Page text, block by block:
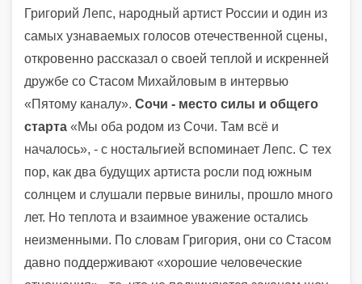
Григорий Лепс, народный артист России и один из
самых узнаваемых голосов отечественной сцены,
откровенно рассказал о своей теплой и искренней
дружбе со Стасом Михайловым в интервью
«Пятому каналу». Сочи - место силы и общего
старта «Мы оба родом из Сочи. Там всё и
началось», - с ностальгией вспоминает Лепс. С тех
пор, как два будущих артиста росли под южным
солнцем и слушали первые винилы, прошло много
лет. Но теплота и взаимное уважение остались
неизменными. По словам Григория, они со Стасом
давно поддерживают «хорошие человеческие